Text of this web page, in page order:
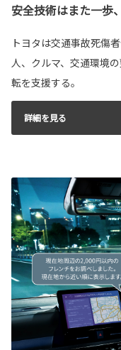
安全技術はまた一歩
トヨタは交通事故死傷
人、クルマ、交通環境
転を支援する。
詳細を見る